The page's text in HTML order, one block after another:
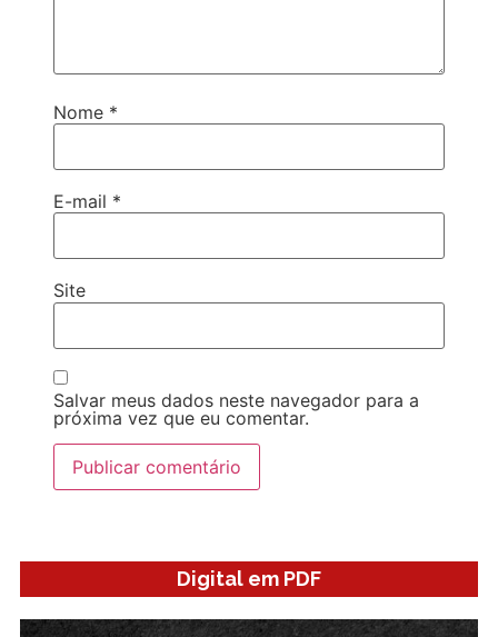
Nome *
E-mail *
Site
Salvar meus dados neste navegador para a
próxima vez que eu comentar.
Digital em PDF